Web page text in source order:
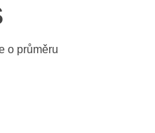
o průměru